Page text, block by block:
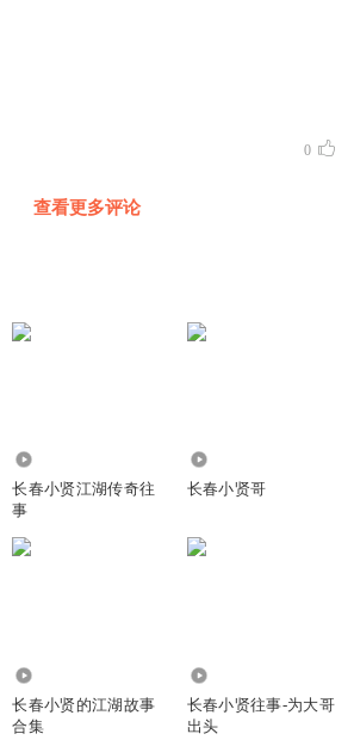
0
查看更多评论
长春小贤江湖传奇往
事
长春小贤哥
长春小贤的江湖故事
合集
长春小贤往事-为大哥
出头